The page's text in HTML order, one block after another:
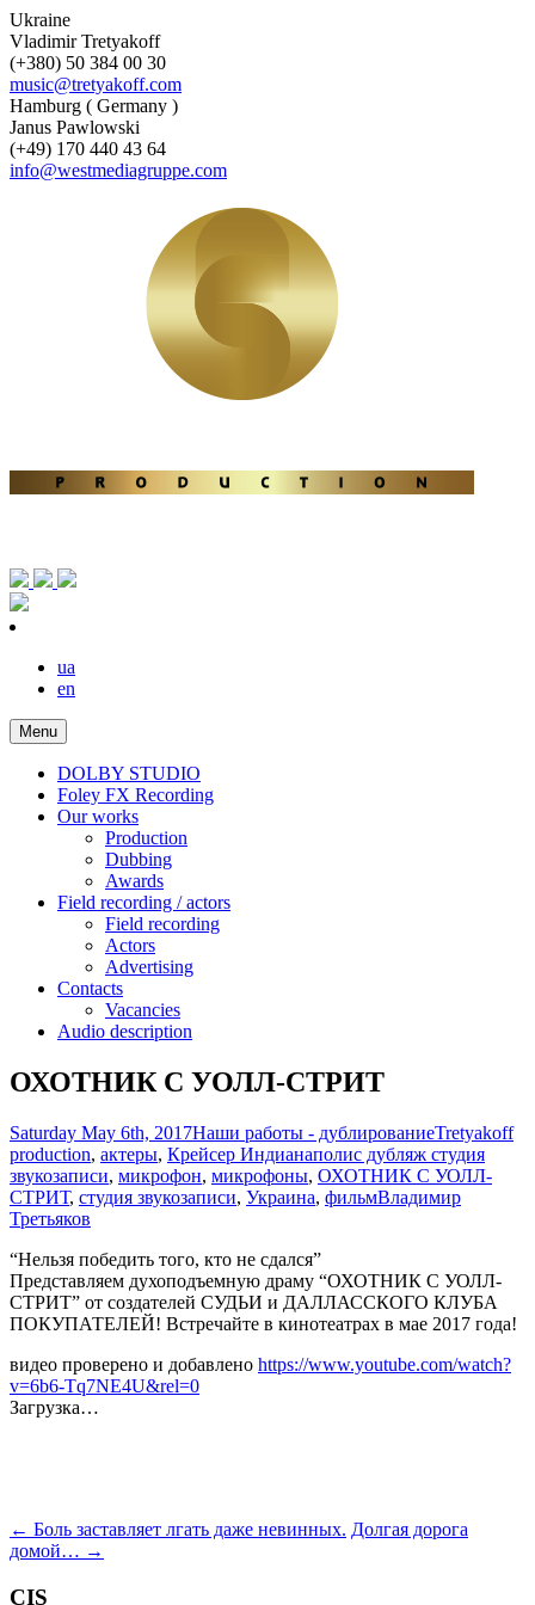
Ukraine
Vladimir Tretyakoff
(+380) 50 384 00 30
music@tretyakoff.com
Hamburg ( Germany )
Janus Pawlowski
(+49) 170 440 43 64
info@westmediagruppe.com
ua
en
Menu
DOLBY STUDIO
Foley FX Recording
Our works
Production
Dubbing
Awards
Field recording / actors
Field recording
Actors
Advertising
Contacts
Vacancies
Audio description
ОХОТНИК С УОЛЛ-СТРИТ
Saturday May 6th, 2017Наши работы - дублированиеTretyakoff
production, актеры, Крейсер Индианаполис дубляж студия
звукозаписи, микрофон, микрофоны, ОХОТНИК С УОЛЛ-
СТРИТ, студия звукозаписи, Украина, фильмВладимир
Третьяков
“Нельзя победить того, кто не сдался”
Представляем духоподъемную драму “ОХОТНИК С УОЛЛ-
СТРИТ” от создателей СУДЬИ и ДАЛЛАССКОГО КЛУБА
ПОКУПАТЕЛЕЙ! Встречайте в кинотеатрах в мае 2017 года!
видео проверено и добавлено https://www.youtube.com/watch?
v=6b6-Tq7NE4U&rel=0
Загрузка…
Post
navigation
← Боль заставляет лгать даже невинных. Долгая дорога
домой… →
CIS